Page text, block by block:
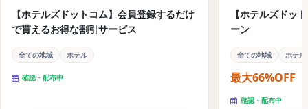
【ホテルズドットコム】直前割引キャンペーン
【ホテルズドットコム】秋旅キャンペーンセール開催中
Hotels.com（ホテルズドットコム）のクーポンコー
【ホテルズドットコム】会員登録するだけ
で貰えるお得な割引サービス
全ての地域 ホテル
確認・配布中
【ホテルズドッ
ーン
全ての地域 ホテル
最大66%OFF
確認・配布中